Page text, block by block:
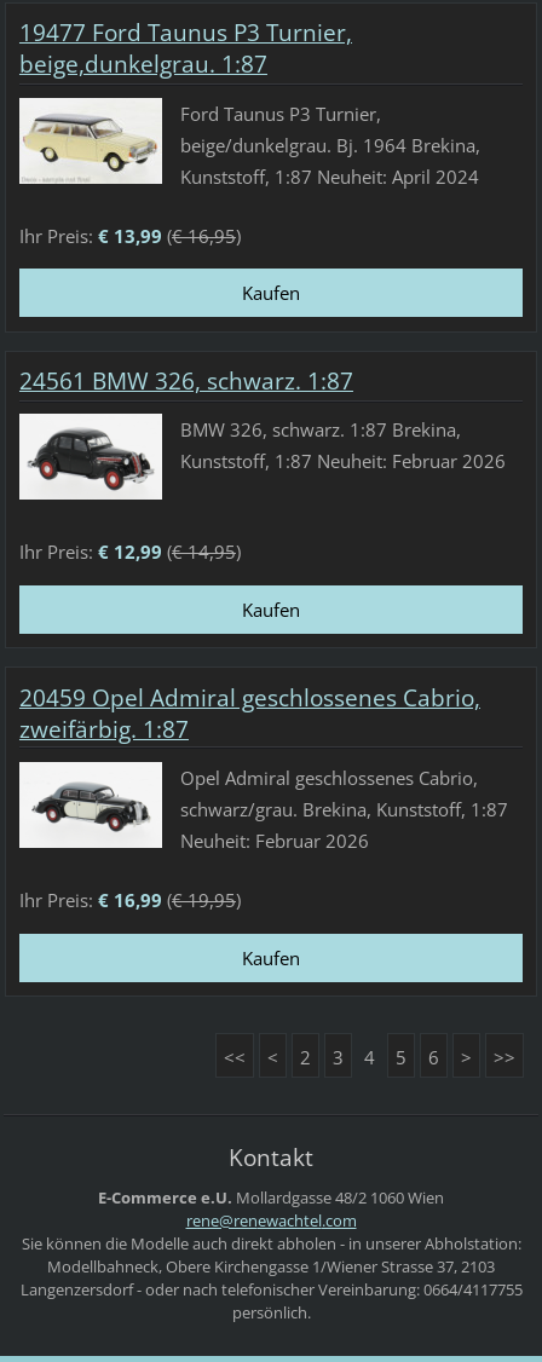
19477 Ford Taunus P3 Turnier,
beige,dunkelgrau. 1:87
Ford Taunus P3 Turnier,
beige/dunkelgrau. Bj. 1964 Brekina,
Kunststoff, 1:87 Neuheit: April 2024
Ihr Preis: € 13,99 (€ 16,95)
24561 BMW 326, schwarz. 1:87
BMW 326, schwarz. 1:87 Brekina,
Kunststoff, 1:87 Neuheit: Februar 2026
Ihr Preis: € 12,99 (€ 14,95)
20459 Opel Admiral geschlossenes Cabrio,
zweifärbig. 1:87
Opel Admiral geschlossenes Cabrio,
schwarz/grau. Brekina, Kunststoff, 1:87
Neuheit: Februar 2026
Ihr Preis: € 16,99 (€ 19,95)
<< < 2 3 4 5 6 > >>
Kontakt
E-Commerce e.U. Mollardgasse 48/2 1060 Wien
rene@renewachtel.com
Sie können die Modelle auch direkt abholen - in unserer Abholstation:
Modellbahneck, Obere Kirchengasse 1/Wiener Strasse 37, 2103
Langenzersdorf - oder nach telefonischer Vereinbarung: 0664/4117755
persönlich.